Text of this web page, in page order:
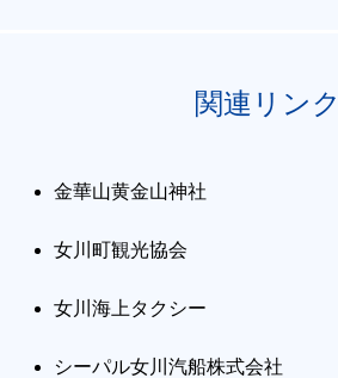
関連リンク
金華山黄金山神社
女川町観光協会
女川海上タクシー
シーパル女川汽船株式会社